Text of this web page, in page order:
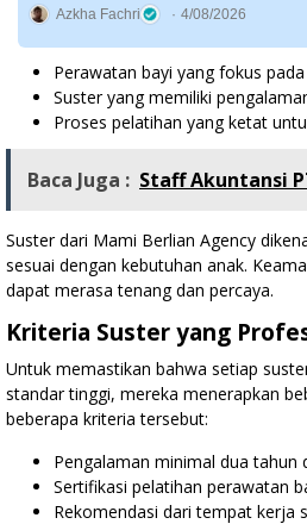
Azkha Fachri 4/08/2026
Perawatan bayi yang fokus
Suster yang memiliki
Proses pelatihan yang ketat
Baca Juga : Staff Akuntansi
Suster dari Mami Berlian Agency
sesuai dengan kebutuhan anak.
dapat merasa tenang dan percaya.
Kriteria Suster yang
Untuk memastikan bahwa setiap
standar tinggi, mereka menerapkan
beberapa kriteria tersebut:
Pengalaman minimal dua tahun
Sertifikasi pelatihan perawatan
Rekomendasi dari tempat kerja